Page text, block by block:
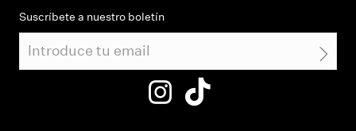
Suscríbete a nuestro boletín